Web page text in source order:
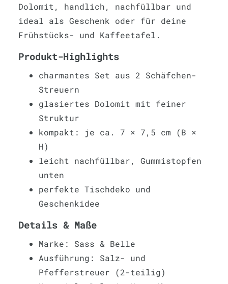
Dolomit, handlich, nachfüllbar und
ideal als Geschenk oder für deine
Frühstücks- und Kaffeetafel.
Produkt-Highlights
charmantes Set aus 2 Schäfchen-
Streuern
glasiertes Dolomit mit feiner
Struktur
kompakt: je ca. 7 × 7,5 cm (B ×
H)
leicht nachfüllbar, Gummistopfen
unten
perfekte Tischdeko und
Geschenkidee
Details & Maße
Marke: Sass & Belle
Ausführung: Salz- und
Pfefferstreuer (2-teilig)